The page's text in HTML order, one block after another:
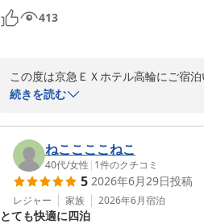
貴重なご意見をいただき、誠にありが
京急EXホテル高輪　フロント
京急ＥＸホテル高輪（２０２６年２月
2026-07-14
廊下もロビーもお部屋も全て清掃が行
また、パジャマも着心地が良く、ベッ
フロントの方も皆さん感じが良かったで
唯一、朝食会場のロイヤルホストが日
り待たされた日があったのだけが若干
味しいし、ロイホのホール係の方は皆
感じが良く、気分良く食事させていただ
413
この度は京急ＥＸホテル高輪にご宿
ざいます。
清掃やアメニティの補充につきまし
変光栄でございます。特にバスマッ
て、お客様に快適にご利用いただけ
備品やスタッフの対応につきまして
申し上げます。
続きを読む
ねここここねこ
40代/女性 | 1件のクチコミ
5 2026年6月29日投稿
レジャー 家族 2026年6月宿泊
とても快適に四泊